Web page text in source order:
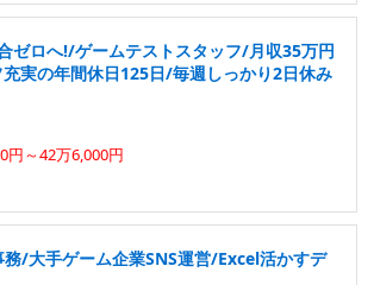
ゼロへ!/ゲームテストスタッフ/月収35万円
実の年間休日125日/毎週しっかり2日休み
円～42万6,000円
/大手ゲーム企業SNS運営/Excel活かすデ